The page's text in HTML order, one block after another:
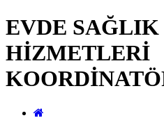
EVDE SAĞLIK
HİZMETLERİ